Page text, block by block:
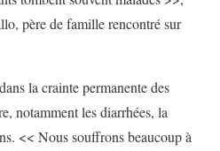
père de famille rencontré sur
la crainte permanente des
notamment les diarrhées, la
<< Nous souffrons beaucoup à